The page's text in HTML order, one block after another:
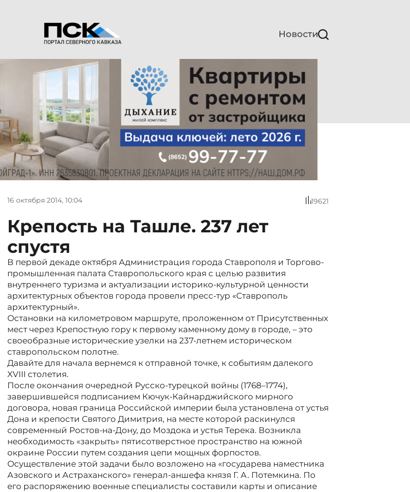
Новости
16 октября 2014, 10:04 19621
Крепость на Ташле. 237 лет
спустя
В первой декаде октября Администрация города Ставрополя и Торгово-
промышленная палата Ставропольского края с целью развития
внутреннего туризма и актуализации историко-культурной ценности
архитектурных объектов города провели пресс-тур «Ставрополь
архитектурный».
Остановки на километровом маршруте, проложенном от Присутственных
мест через Крепостную гору к первому каменному дому в городе, – это
своеобразные исторические узелки на 237-летнем историческом
ставропольском полотне.
Давайте для начала вернемся к отправной точке, к событиям далекого
XVIII столетия.
После окончания очередной Русско-турецкой войны (1768–1774),
завершившейся подписанием Кючук-Кайнарджийского мирного
договора, новая граница Российской империи была установлена от устья
Дона и крепости Святого Димитрия, на месте которой раскинулся
современный Ростов-на-Дону, до Моздока и устья Терека. Возникла
необходимость «закрыть» пятисотверстное пространство на южной
окраине России путем создания цепи мощных форпостов.
Осуществление этой задачи было возложено на «государева наместника
Азовского и Астраханского» генерал-аншефа князя Г. А. Потемкина. По
его распоряжению военные специалисты составили карты и описание